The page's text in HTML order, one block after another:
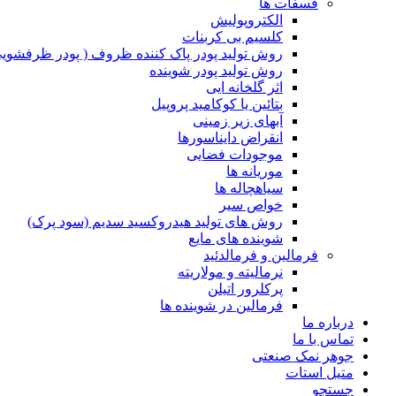
فسفات ها
الکتروپولیش
کلسیم بی کربنات
روش تولید پودر پاک کننده ظروف ( پودر
روش تولید پودر شوینده
اثر گلخانه ایی
بتائین یا کوکامید پروپیل
آبهای زیر زمینی
انقراض دایناسورها
موجودات فضایی
موریانه ها
سیاهچاله ها
خواص سیر
روش های تولید هیدروکسید سدیم (سود پرک)
شوینده های مایع
فرمالین و فرمالدئید
نرمالیته و مولاریته
پرکلرور اتیلن
فرمالین در شوینده ها
درباره ما
تماس با ما
جوهر نمک صنعتی
متیل استات
جستجو